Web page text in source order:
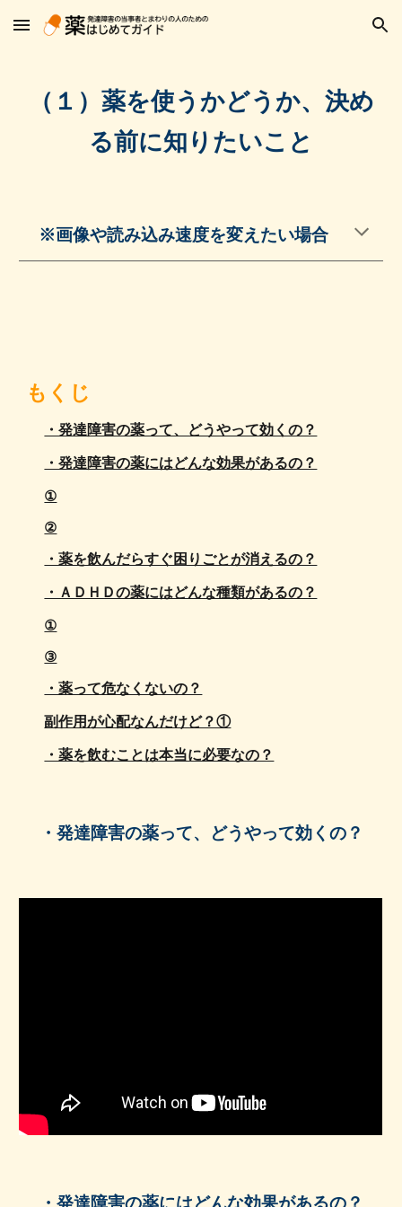
Skip to main content Skip to navigation
（１）薬を使うかどうか、決め
る前に知りたいこと
※画像や読み込み速度を変えたい場合
もくじ
・発達障害の薬って、どうやって効くの？
・発達障害の薬にはどんな効果があるの？
①
②
・薬を飲んだらすぐ困りごとが消えるの？
・ＡＤＨＤの薬にはどんな種類があるの？
①
③
・薬って危なくないの？
副作用が心配なんだけど？①
・薬を飲むことは本当に必要なの？
・発達障害の薬って、どうやって効くの？
・発達障害の薬にはどんな効果があるの？